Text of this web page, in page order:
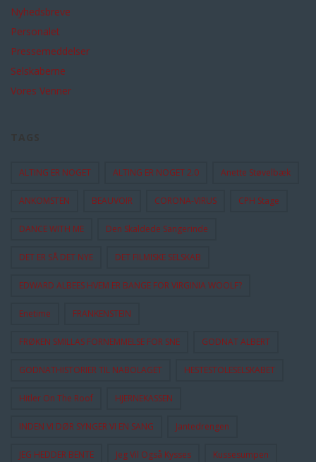
Nyhedsbreve
Personalet
Pressemeddelser
Selskaberne
Vores Venner
ALTING ER NOGET ALTING ER NOGET 2.0 Anette Støvelbæk
ANKOMSTEN BEAUVOIR CORONA-VIRUS CPH Stage
DANCE WITH ME Den Skaldede Sangerinde
DET ER SÅ DET NYE DET FILMISKE SELSKAB
EDWARD ALBEES HVEM ER BANGE FOR VIRGINIA WOOLF?
Enetime FRANKENSTEIN
FRØKEN SMILLAS FORNEMMELSE FOR SNE GODNAT ALBERT
GODNATHISTORIER TIL NABOLAGET HESTESTOLESELSKABET
Hitler On The Roof HJERNEKASSEN
INDEN VI DØR SYNGER VI EN SANG Jantedrengen
JEG HEDDER BENTE Jeg Vil Også Kysses Kussesumpen